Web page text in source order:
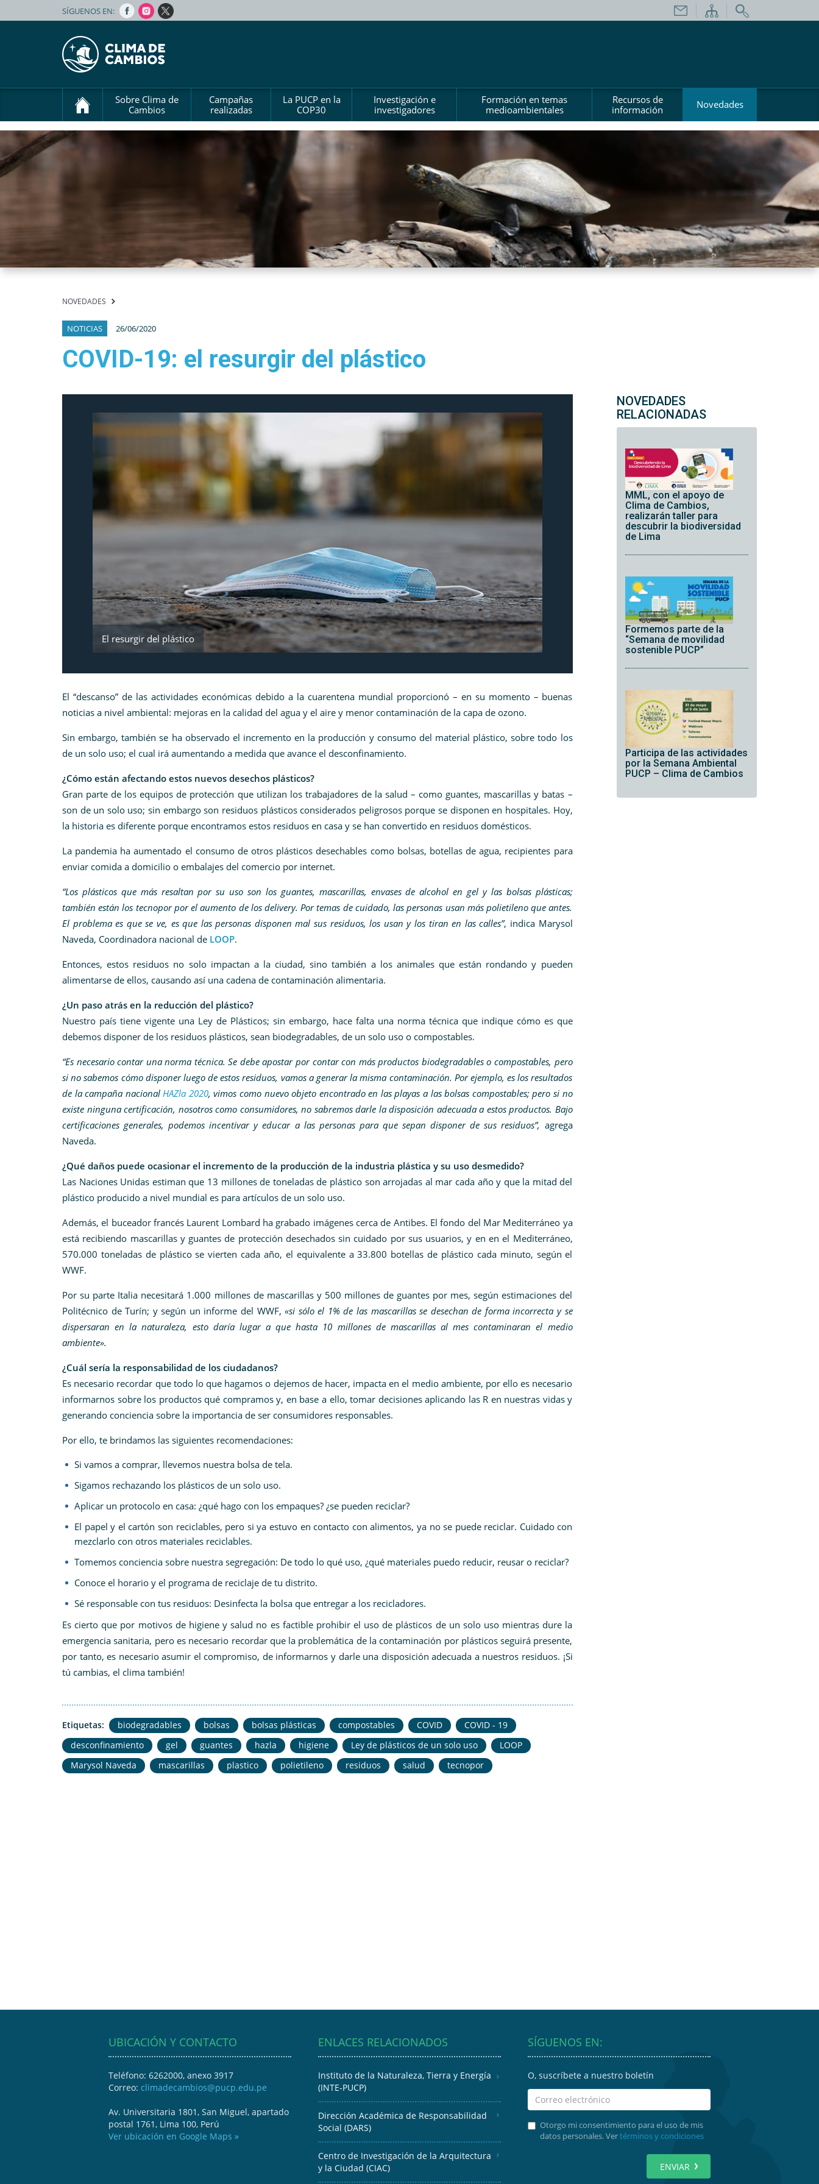
SÍGUENOS EN:
Sobre Clima de
Cambios
Campañas
realizadas
La PUCP en la
COP30
Investigación e
investigadores
Formación en temas
medioambientales
Recursos de
información
Novedades
NOVEDADES
NOTICIAS 26/06/2020
COVID-19: el resurgir del plástico
El resurgir del plástico
El “descanso” de las actividades económicas debido a la cuarentena mundial proporcionó – en su momento – buenas
noticias a nivel ambiental: mejoras en la calidad del agua y el aire y menor contaminación de la capa de ozono.
Sin embargo, también se ha observado el incremento en la producción y consumo del material plástico, sobre todo los
de un solo uso; el cual irá aumentando a medida que avance el desconfinamiento.
¿Cómo están afectando estos nuevos desechos plásticos?
Gran parte de los equipos de protección que utilizan los trabajadores de la salud – como guantes, mascarillas y batas –
son de un solo uso; sin embargo son residuos plásticos considerados peligrosos porque se disponen en hospitales. Hoy,
la historia es diferente porque encontramos estos residuos en casa y se han convertido en residuos domésticos.
La pandemia ha aumentado el consumo de otros plásticos desechables como bolsas, botellas de agua, recipientes para
enviar comida a domicilio o embalajes del comercio por internet.
“Los plásticos que más resaltan por su uso son los guantes, mascarillas, envases de alcohol en gel y las bolsas plásticas;
también están los tecnopor por el aumento de los delivery. Por temas de cuidado, las personas usan más polietileno que antes.
El problema es que se ve, es que las personas disponen mal sus residuos, los usan y los tiran en las calles”, indica Marysol
Naveda, Coordinadora nacional de LOOP.
Entonces, estos residuos no solo impactan a la ciudad, sino también a los animales que están rondando y pueden
alimentarse de ellos, causando así una cadena de contaminación alimentaria.
¿Un paso atrás en la reducción del plástico?
Nuestro país tiene vigente una Ley de Plásticos; sin embargo, hace falta una norma técnica que indique cómo es que
debemos disponer de los residuos plásticos, sean biodegradables, de un solo uso o compostables.
“Es necesario contar una norma técnica. Se debe apostar por contar con más productos biodegradables o compostables, pero
si no sabemos cómo disponer luego de estos residuos, vamos a generar la misma contaminación. Por ejemplo, es los resultados
de la campaña nacional HAZla 2020, vimos como nuevo objeto encontrado en las playas a las bolsas compostables; pero si no
existe ninguna certificación, nosotros como consumidores, no sabremos darle la disposición adecuada a estos productos. Bajo
certificaciones generales, podemos incentivar y educar a las personas para que sepan disponer de sus residuos”, agrega
Naveda.
¿Qué daños puede ocasionar el incremento de la producción de la industria plástica y su uso desmedido?
Las Naciones Unidas estiman que 13 millones de toneladas de plástico son arrojadas al mar cada año y que la mitad del
plástico producido a nivel mundial es para artículos de un solo uso.
Además, el buceador francés Laurent Lombard ha grabado imágenes cerca de Antibes. El fondo del Mar Mediterráneo ya
está recibiendo mascarillas y guantes de protección desechados sin cuidado por sus usuarios, y en en el Mediterráneo,
570.000 toneladas de plástico se vierten cada año, el equivalente a 33.800 botellas de plástico cada minuto, según el
WWF.
Por su parte Italia necesitará 1.000 millones de mascarillas y 500 millones de guantes por mes, según estimaciones del
Politécnico de Turín; y según un informe del WWF,«si sólo el 1% de las mascarillas se desechan de forma incorrecta y se
dispersaran en la naturaleza, esto daría lugar a que hasta 10 millones de mascarillas al mes contaminaran el medio
ambiente».
¿Cuál sería la responsabilidad de los ciudadanos?
Es necesario recordar que todo lo que hagamos o dejemos de hacer, impacta en el medio ambiente, por ello es necesario
informarnos sobre los productos qué compramos y, en base a ello, tomar decisiones aplicando las R en nuestras vidas y
generando conciencia sobre la importancia de ser consumidores responsables.
Por ello, te brindamos las siguientes recomendaciones:
Si vamos a comprar, llevemos nuestra bolsa de tela.
Sigamos rechazando los plásticos de un solo uso.
Aplicar un protocolo en casa: ¿qué hago con los empaques? ¿se pueden reciclar?
El papel y el cartón son reciclables, pero si ya estuvo en contacto con alimentos, ya no se puede reciclar. Cuidado con
mezclarlo con otros materiales reciclables.
Tomemos conciencia sobre nuestra segregación: De todo lo qué uso, ¿qué materiales puedo reducir, reusar o reciclar?
Conoce el horario y el programa de reciclaje de tu distrito.
Sé responsable con tus residuos: Desinfecta la bolsa que entregar a los recicladores.
Es cierto que por motivos de higiene y salud no es factible prohibir el uso de plásticos de un solo uso mientras dure la
emergencia sanitaria, pero es necesario recordar que la problemática de la contaminación por plásticos seguirá presente,
por tanto, es necesario asumir el compromiso, de informarnos y darle una disposición adecuada a nuestros residuos. ¡Si
tú cambias, el clima también!
Etiquetas: biodegradables bolsas bolsas plásticas compostables COVID
COVID - 19
desconfinamiento
gel guantes hazla higiene Ley de plásticos de un solo uso
LOOP
Marysol Naveda
mascarillas plastico polietileno residuos salud tecnopor
NOVEDADES
RELACIONADAS
MML, con el apoyo de
Clima de Cambios,
realizarán taller para
descubrir la biodiversidad
de Lima
Formemos parte de la
“Semana de movilidad
sostenible PUCP”
Participa de las actividades
por la Semana Ambiental
PUCP – Clima de Cambios
UBICACIÓN Y CONTACTO
Teléfono: 6262000, anexo 3917
Correo: climadecambios@pucp.edu.pe
Av. Universitaria 1801, San Miguel, apartado
postal 1761, Lima 100, Perú
Ver ubicación en Google Maps »
ENLACES RELACIONADOS
Instituto de la Naturaleza, Tierra y Energía
(INTE-PUCP)
Dirección Académica de Responsabilidad
Social (DARS)
Centro de Investigación de la Arquitectura
y la Ciudad (CIAC)
SÍGUENOS EN:
O, suscríbete a nuestro boletín
Otorgo mi consentimiento para el uso de mis
datos personales. Vertérminos y condiciones
ENVIAR